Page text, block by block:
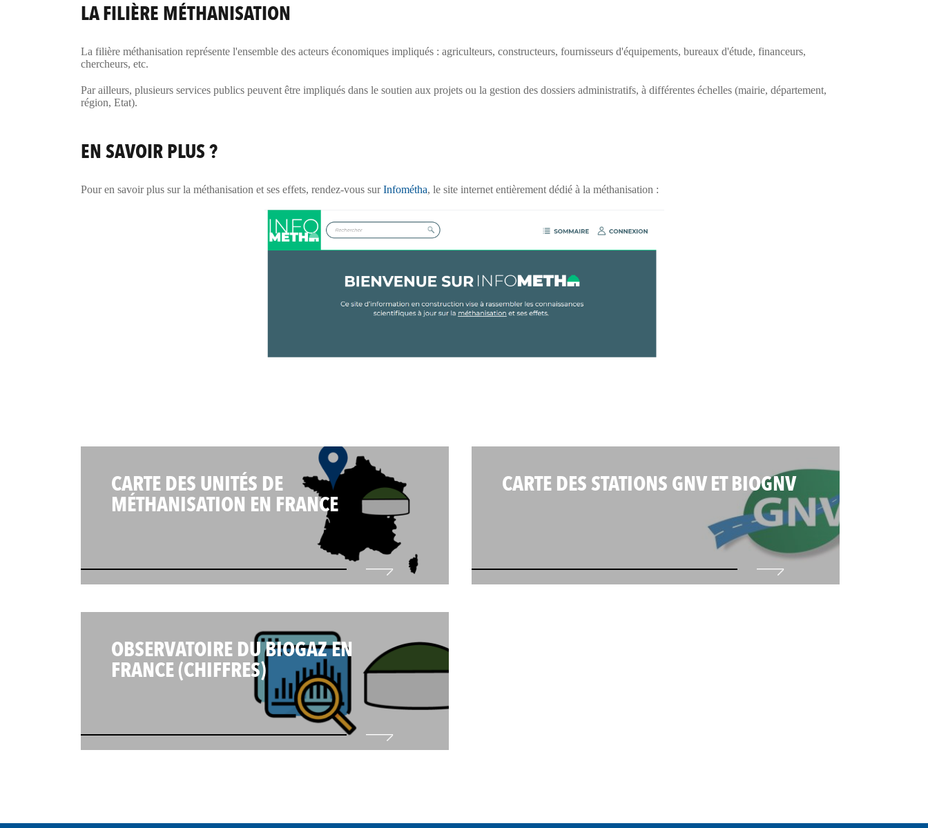
LA FILIÈRE MÉTHANISATION
La filière méthanisation représente l'ensemble des acteurs économiques impliqués : agriculteurs, constructeurs, fournisseurs d'équipements, bureaux d'étude, financeurs,
chercheurs, etc.
Par ailleurs, plusieurs services publics peuvent être impliqués dans le soutien aux projets ou la gestion des dossiers administratifs, à différentes échelles (mairie, département,
région, Etat).
EN SAVOIR PLUS ?
Pour en savoir plus sur la méthanisation et ses effets, rendez-vous surInfométha, le site internet entièrement dédié à la méthanisation :
CARTE DES UNITÉS DE
MÉTHANISATION EN FRANCE
CARTE DES STATIONS GNV ET BIOGNV
OBSERVATOIRE DU BIOGAZ EN
FRANCE (CHIFFRES)